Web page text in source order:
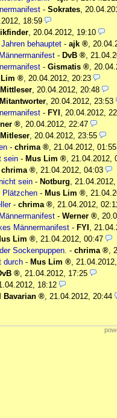
- Sokrates
18:59
20.04.2012, 19:10
behauptet - ajk
- DvB
- Gismatis
20.04.2012, 20:23
20.04.2012, 20:48
Mitantworter 20.04.2012, 23:53
- FYI
20.04.2012,
20.04.2012, 22:47
Mitleser 20.04.2012, 23:55
- chrima
21.04.2012, 01:55
sein - Mus Lim
21.04.2012,
chrima
21.04.2012, 04:03
sein - Notburg
Plätzchen - Mus Lim
- chrima
21.04.2012,
- Werner
Männermanifest - FYI
Lim
21.04.2012, 00:47
Sockenpuppen. - chrima
durch - Mus Lim
21.04.2012, 17:25
18:12
Bavarian 21.04.2012, 20:44